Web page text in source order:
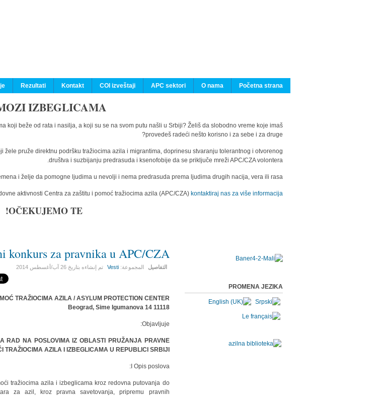
Početna strana
O nama
APC sektori
COI izveštaji
Kontakt
Rezultati
IZBEGLICAMA
koji beže od rata i nasilja, a koji su se na svom putu našli u Srbiji? Želiš da slobodno vreme koje imaš
provedeš radeći nešto korisno i za sebe i za druge?
žele pruže direktnu podršku tražiocima azila i migrantima, doprinesu stvaranju tolerantnog i otvorenog
društva i suzbijanju predrasuda i ksenofobije da se priključe mreži APC/CZA volontera.
i želje da pomogne ljudima u nevolji i nema predrasuda prema ljudima drugih nacija, vera ili rasa.
aktivnosti Centra za zaštitu i pomoć tražiocima azila (APC/CZA) kontaktiraj nas za više informacija.
OČEKUJEMO TE!
konkurs za pravnika u APC/CZA
التفاصيل المجموعة:Vesti تم إنشاءه بتاريخ26 آب/أغسطس 2014
TRAŽIOCIMA AZILA / ASYLUM PROTECTION CENTER
11118 Beograd, Sime Igumanova 14
Objavljuje:
RAD NA POSLOVIMA IZ OBLASTI PRUŽANJA PRAVNE
TRAŽIOCIMA AZILA I IZBEGLICAMA U REPUBLICI SRBIJI
I Opis poslova:
tražiocima azila i izbeglicama kroz redovna putovanja do
za azil, kroz pravna savetovanja, pripremu pravnih
PROMENA JEZIKA